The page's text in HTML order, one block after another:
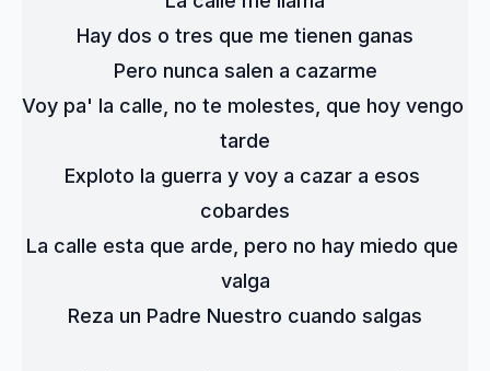
Hay dos o tres que me tienen ganas
Pero nunca salen a cazarme
Voy pa' la calle, no te molestes, que hoy vengo
tarde
Exploto la guerra y voy a cazar a esos
cobardes
La calle esta que arde, pero no hay miedo que
valga
Reza un Padre Nuestro cuando salgas